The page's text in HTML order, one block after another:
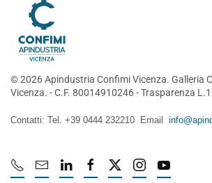
©2026Apindustria Confimi Vicenza. Galleria
Vicenza. - C.F. 80014910246 -Trasparenza
Contatti: Tel. +39 0444 232210 Email